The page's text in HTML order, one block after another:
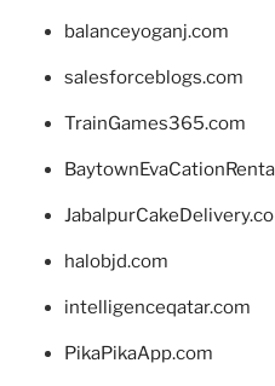
balanceyoganj.com
salesforceblogs.com
TrainGames365.com
halobjd.com
intelligenceqatar.com
PikaPikaApp.com